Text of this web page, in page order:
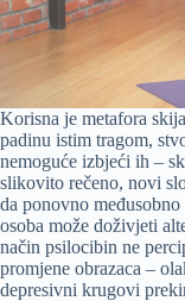
Korisna je metafora
padinu istim tragom,
nemoguće izbjeći ih –
slikovito rečeno, novi
da ponovno
osoba može doživjeti
način psilocibin ne
promjene obrazaca –
depresivni krugovi